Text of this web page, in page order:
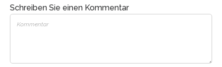
Schreiben Sie einen Kommentar